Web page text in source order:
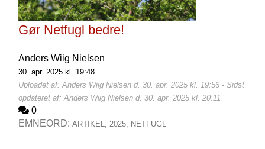
Gør Netfugl bedre!
Anders Wiig Nielsen
30. apr. 2025 kl. 19:48
Uploadet af: Anders Wiig Nielsen d. 30. apr. 2025 kl. 19:56 - Sidst
opdateret af: Anders Wiig Nielsen d. 30. apr. 2025 kl. 20:11
0
EMNEORD: ARTIKEL, 2025, NETFUGL